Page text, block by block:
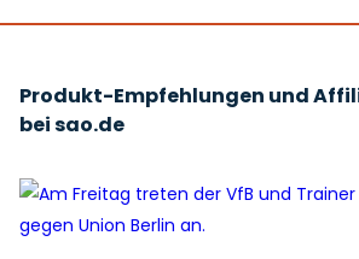
Produkt-Empfehlungen und
bei sao.de